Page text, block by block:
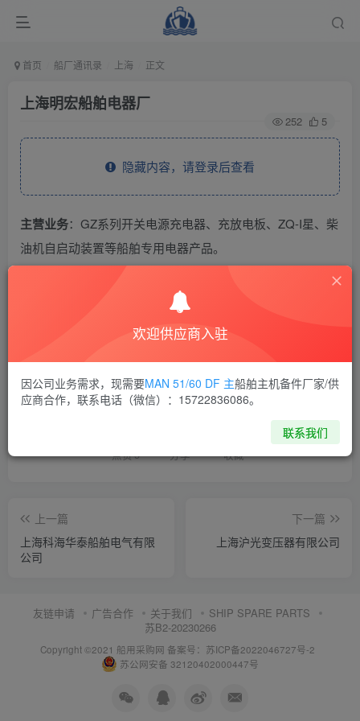
首页 船厂通讯录 上海 正文
上海明宏船舶电器厂
252 5
隐藏内容，请登录后查看
主营业务：GZ系列开关电源充电器、充放电板、ZQ-I星、柴
油机自启动装置等船舶专用电器产品。
THE END
上海
喜欢就支持一下吧
点赞5 分享 收藏
上一篇
上海科海华泰船舶电气有限
公司
下一篇
上海沪光变压器有限公司
友链申请 广告合作 关于我们
SHIP SPARE PARTS
苏B2-20230266
Copyright ©2021 船用采购网 备案号：苏ICP备2022046727号-2
苏公网安备 32120402000447号
欢迎供应商入驻
因公司业务需求，现需要MAN 51/60 DF 主船舶主机备件厂家/供
应商合作，联系电话（微信）：15722836086。
联系我们